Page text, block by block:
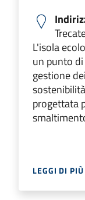
L'isola
un punto
gestione
progettata
LEGGI DI PIÙ